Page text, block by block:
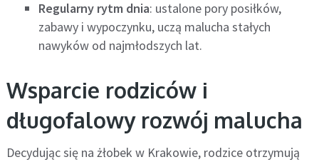
Regularny rytm dnia: ustalone pory posiłków,
zabawy i wypoczynku, uczą malucha stałych
nawyków od najmłodszych lat.
Wsparcie rodziców i
długofalowy rozwój malucha
Decydując się na żłobek w Krakowie, rodzice otrzymują